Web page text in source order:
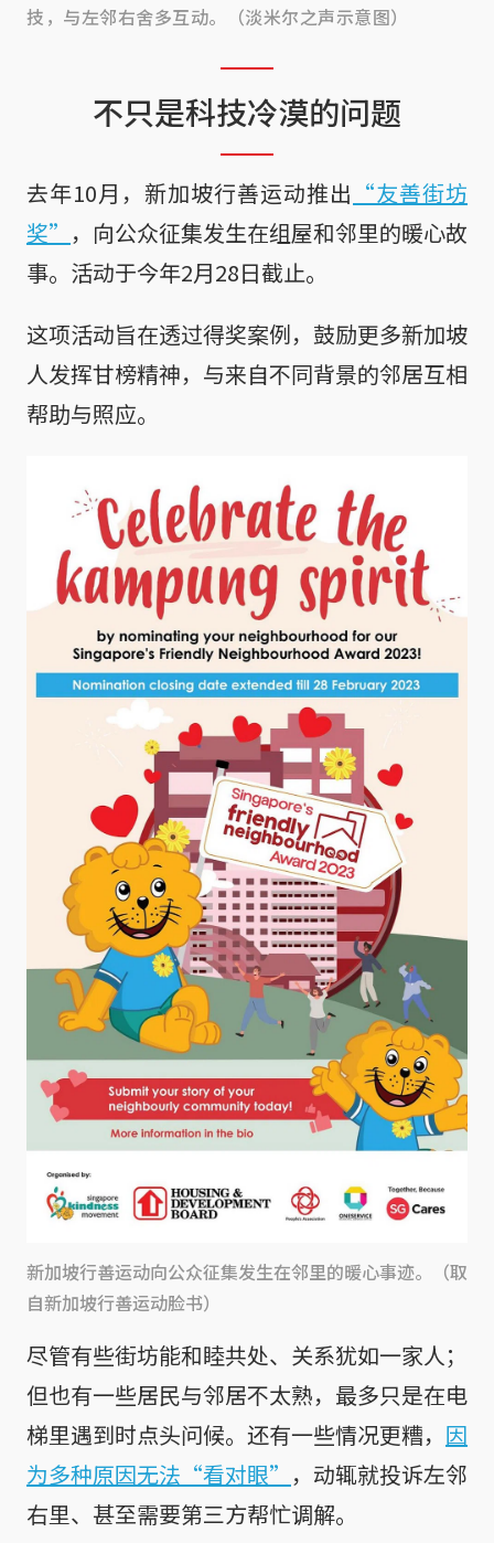
技，与左邻右舍多互动。（淡米尔之声示意图）
不只是科技冷漠的问题
去年10月，新加坡行善运动推出 “友善街坊
奖” ，向公众征集发生在组屋和邻里的暖心故
事。活动于今年2月28日截止。
这项活动旨在透过得奖案例，鼓励更多新加坡
人发挥甘榜精神，与来自不同背景的邻居互相
帮助与照应。
新加坡行善运动向公众征集发生在邻里的暖心事迹。（取
自新加坡行善运动脸书）
尽管有些街坊能和睦共处、关系犹如一家人；
但也有一些居民与邻居不太熟，最多只是在电
梯里遇到时点头问候。还有一些情况更糟， 因
为多种原因无法“看对眼” ，动辄就投诉左邻
右里、甚至需要第三方帮忙调解。